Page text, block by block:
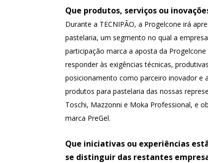
Que produtos, serviços ou
Durante a TECNIPÃO, a Progelcone irá
pastelaria, um segmento no qual a
participação marca a aposta da
responder às exigências técnicas,
posicionamento como parceiro inovador e
produtos para pastelaria das nossas
Toschi, Mazzonni e Moka Professional, e
marca PreGel.
Que iniciativas ou experiências
se distinguir das restantes